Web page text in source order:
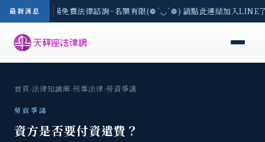
最新消息
區-8/3(一) 現場免費法律諮詢~名額有限(❁´◡`❁) 請點此連結加入
首頁›法律知識庫›刑事法律›勞資爭議
勞資爭議
資方是否要付資遣費？